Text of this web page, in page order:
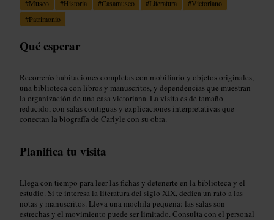
#Museo #Historia #Casamuseo #Literatura #Victoriano
#Patrimonio
Qué esperar
Recorrerás habitaciones completas con mobiliario y objetos originales,
una biblioteca con libros y manuscritos, y dependencias que muestran
la organización de una casa victoriana. La visita es de tamaño
reducido, con salas contiguas y explicaciones interpretativas que
conectan la biografía de Carlyle con su obra.
Planifica tu visita
Llega con tiempo para leer las fichas y detenerte en la biblioteca y el
estudio. Si te interesa la literatura del siglo XIX, dedica un rato a las
notas y manuscritos. Lleva una mochila pequeña: las salas son
estrechas y el movimiento puede ser limitado. Consulta con el personal